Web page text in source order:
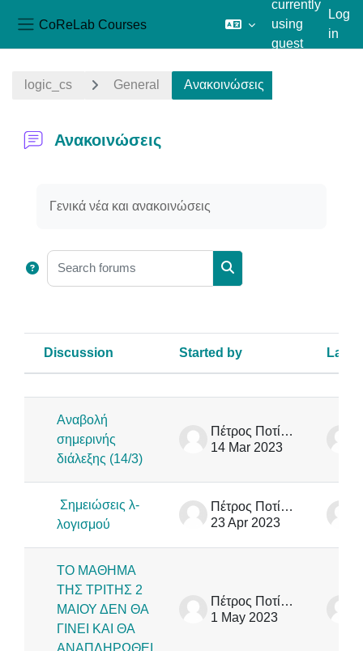
CoReLab Courses
currently
using
guest
Log
in
logic_cs General Ανακοινώσεις
Ανακοινώσεις
Γενικά νέα και ανακοινώσεις
Search forums
Search forums
Status
Discussion Started by Last
Αναβολή
σημερινής
διάλεξης (14/3)
Πέτρος Ποτίκας
14 Mar 2023
Σημειώσεις λ-
λογισμού
Πέτρος Ποτίκας
23 Apr 2023
ΤΟ ΜΑΘΗΜΑ
ΤΗΣ ΤΡΙΤΗΣ 2
ΜΑΙΟΥ ΔΕΝ ΘΑ
ΓΙΝΕΙ ΚΑΙ ΘΑ
ΑΝΑΠΛΗΡΩΘΕΙ
Πέτρος Ποτίκας
1 May 2023